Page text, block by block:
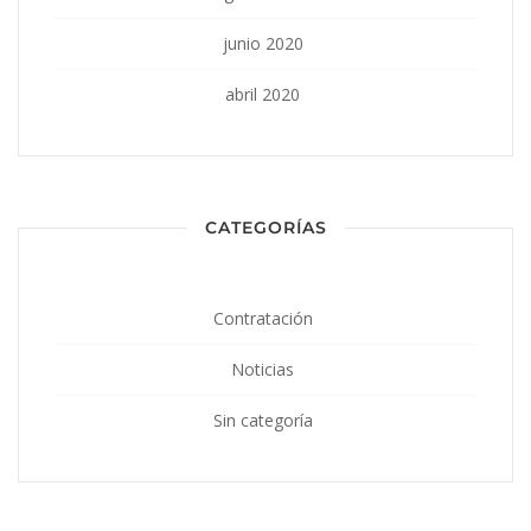
junio 2020
abril 2020
CATEGORÍAS
Contratación
Noticias
Sin categoría